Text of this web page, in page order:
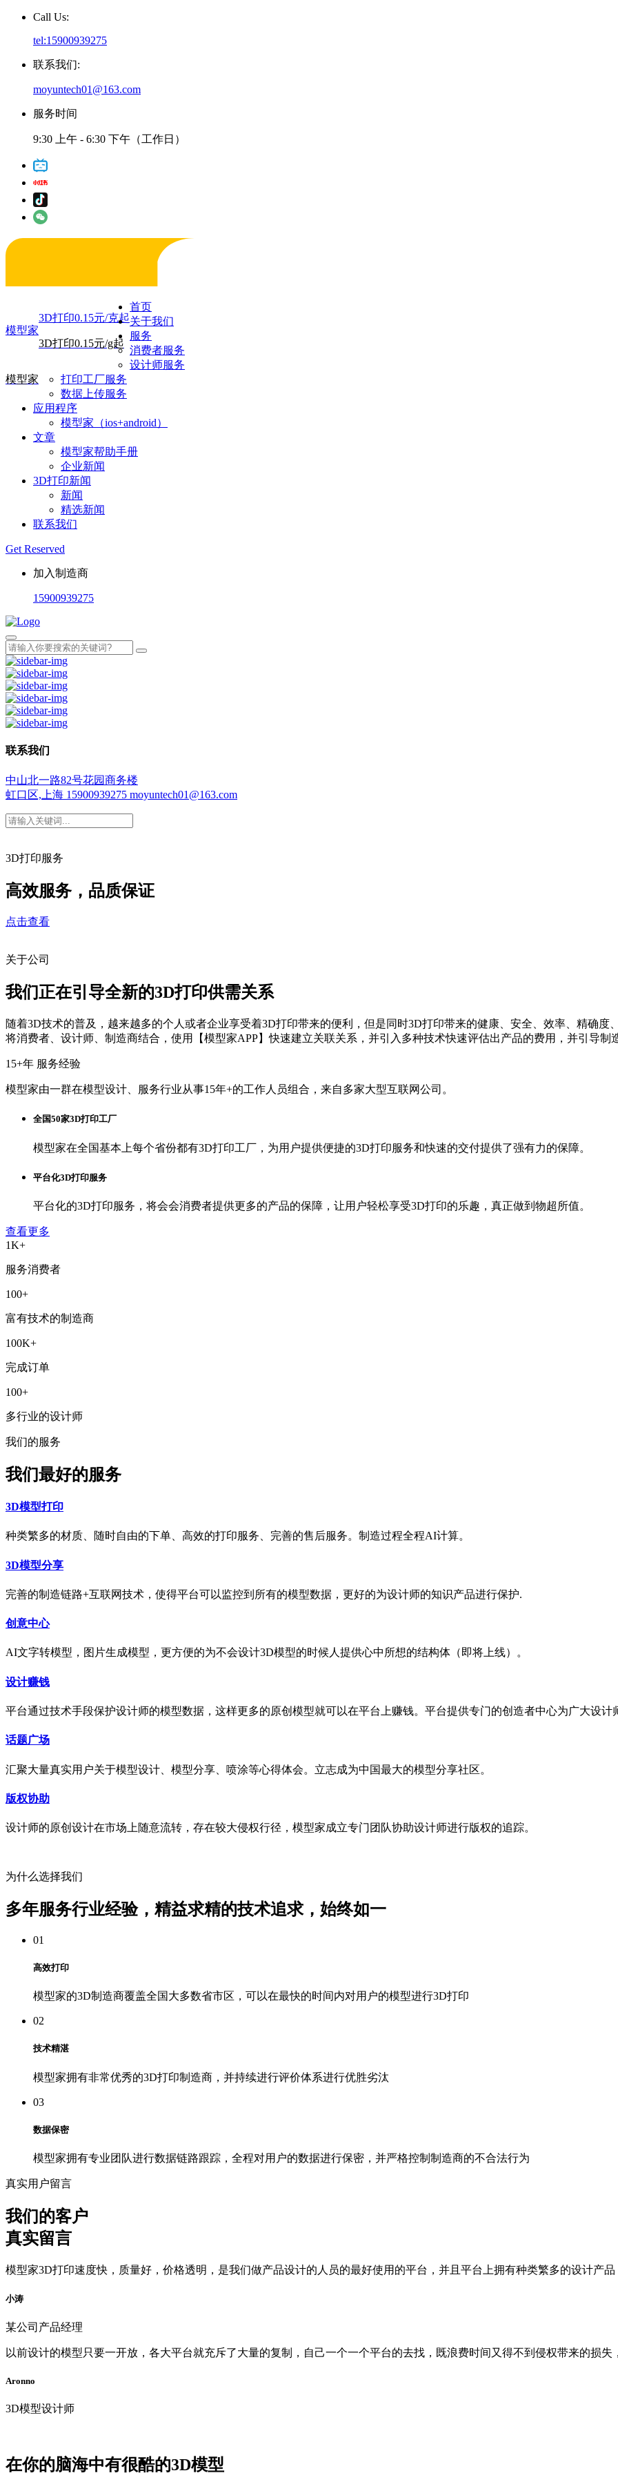
Call Us:
tel:15900939275
联系我们:
moyuntech01@163.com
服务时间
9:30 上午 - 6:30 下午（工作日）
模型家
模型家
3D打印0.15元/克起
3D打印0.15元/g起
首页
关于我们
服务
消费者服务
设计师服务
打印工厂服务
数据上传服务
应用程序
模型家（ios+android）
文章
模型家帮助手册
企业新闻
3D打印新闻
新闻
精选新闻
联系我们
Get Reserved
加入制造商
15900939275
联系我们
中山北一路82号花园商务楼
虹口区,上海 15900939275 moyuntech01@163.com
3D打印服务
高效服务，品质保证
点击查看
关于公司
我们正在引导全新的3D打印供需关系
随着3D技术的普及，越来越多的个人或者企业享受着3D打印带来的便利，但是同时3D打印带来的健康、安全、效率、精确
将消费者、设计师、制造商结合，使用【模型家APP】快速建立关联关系，并引入多种技术快速评估出产品的费用，并引导
15+年 服务经验
模型家由一群在模型设计、服务行业从事15年+的工作人员组合，来自多家大型互联网公司。
全国50家3D打印工厂
模型家在全国基本上每个省份都有3D打印工厂，为用户提供便捷的3D打印服务和快速的交付提供了强有力的保障。
平台化3D打印服务
平台化的3D打印服务，将会会消费者提供更多的产品的保障，让用户轻松享受3D打印的乐趣，真正做到物超所值。
查看更多
1K+
服务消费者
100+
富有技术的制造商
100K+
完成订单
100+
多行业的设计师
我们的服务
我们最好的服务
3D模型打印
种类繁多的材质、随时自由的下单、高效的打印服务、完善的售后服务。制造过程全程AI计算。
3D模型分享
完善的制造链路+互联网技术，使得平台可以监控到所有的模型数据，更好的为设计师的知识产品进行保护.
创意中心
AI文字转模型，图片生成模型，更方便的为不会设计3D模型的时候人提供心中所想的结构体（即将上线）。
设计赚钱
平台通过技术手段保护设计师的模型数据，这样更多的原创模型就可以在平台上赚钱。平台提供专门的创造者中心为广大设计
话题广场
汇聚大量真实用户关于模型设计、模型分享、喷涂等心得体会。立志成为中国最大的模型分享社区。
版权协助
设计师的原创设计在市场上随意流转，存在较大侵权行径，模型家成立专门团队协助设计师进行版权的追踪。
为什么选择我们
多年服务行业经验，精益求精的技术追求，始终如一
01
高效打印
模型家的3D制造商覆盖全国大多数省市区，可以在最快的时间内对用户的模型进行3D打印
02
技术精湛
模型家拥有非常优秀的3D打印制造商，并持续进行评价体系进行优胜劣汰
03
数据保密
模型家拥有专业团队进行数据链路跟踪，全程对用户的数据进行保密，并严格控制制造商的不合法行为
真实用户留言
我们的客户
真实留言
模型家3D打印速度快，质量好，价格透明，是我们做产品设计的人员的最好使用的平台，并且平台上拥有种类繁多的设计产
小涛
某公司产品经理
以前设计的模型只要一开放，各大平台就充斥了大量的复制，自己一个一个平台的去找，既浪费时间又得不到侵权带来的损
Aronno
3D模型设计师
在你的脑海中有很酷的3D模型